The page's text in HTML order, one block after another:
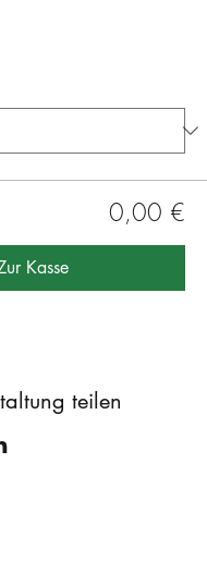
0,00 €
Kasse
teilen